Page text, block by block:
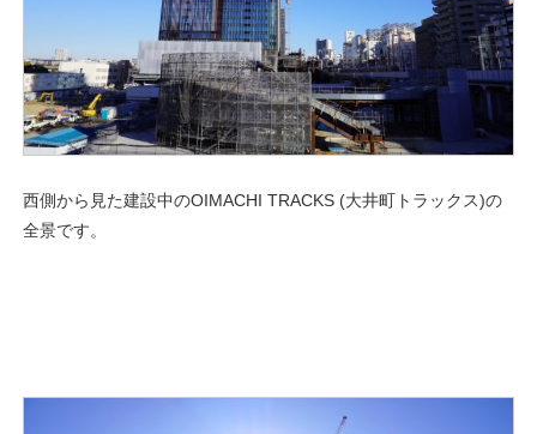
西側から見た建設中のOIMACHI TRACKS (大井町トラックス)の
全景です。